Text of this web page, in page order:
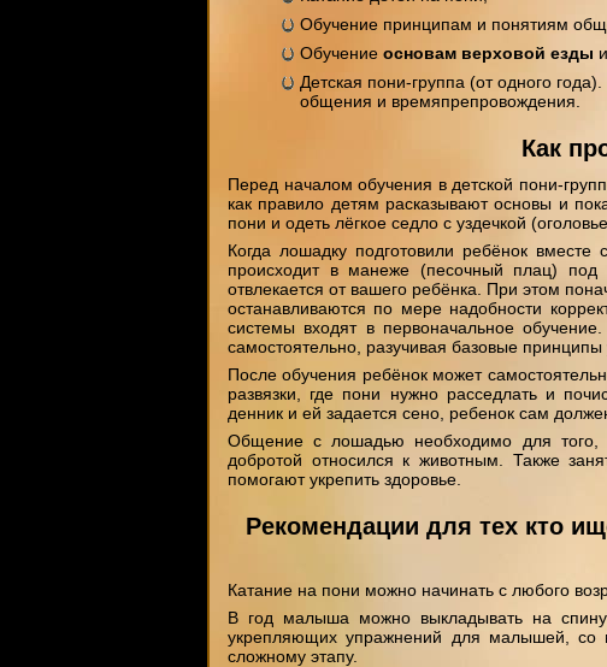
Обучение принципам и понятиям
Обучение основам верховой езды
Детская пони-группа (от одного
общения и времяпрепровождения.
Как
Перед началом обучения в детской пони-
как правило детям расказывают основы и
пони и одеть лёгкое седло с уздечкой
Когда лошадку подготовили ребёнок
происходит в манеже (песочный плац) под
отвлекается от вашего ребёнка. При этом
останавливаются по мере надобности
системы входят в первоначальное
самостоятельно, разучивая базовые
После обучения ребёнок может
развязки, где пони нужно расседлать и
денник и ей задается сено, ребенок сам
Общение с лошадью необходимо для того,
добротой относился к животным. Также
помогают укрепить здоровье.
Рекомендации для тех кто
Катание на пони можно начинать с любого
В год малыша можно выкладывать на
укрепляющих упражнений для малышей, со
сложному этапу.